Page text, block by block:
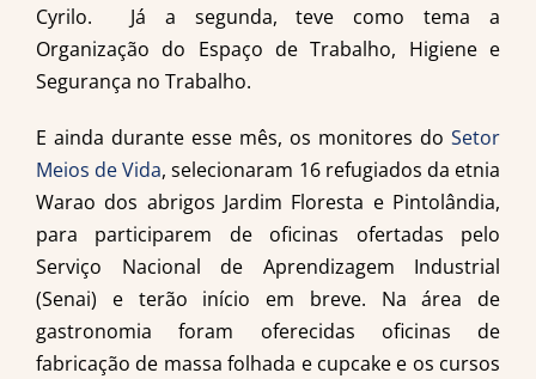
Cyrilo. Já a segunda, teve como tema a
Organização do Espaço de Trabalho, Higiene e
Segurança no Trabalho.
E ainda durante esse mês, os monitores do Setor
Meios de Vida, selecionaram 16 refugiados da etnia
Warao dos abrigos Jardim Floresta e Pintolândia,
para participarem de oficinas ofertadas pelo
Serviço Nacional de Aprendizagem Industrial
(Senai) e terão início em breve. Na área de
gastronomia foram oferecidas oficinas de
fabricação de massa folhada e cupcake e os cursos